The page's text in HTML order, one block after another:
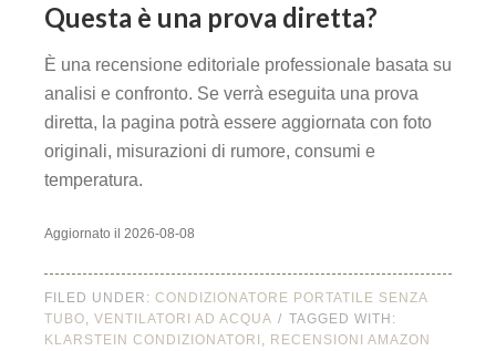
Questa è una prova diretta?
È una recensione editoriale professionale basata su
analisi e confronto. Se verrà eseguita una prova
diretta, la pagina potrà essere aggiornata con foto
originali, misurazioni di rumore, consumi e
temperatura.
Aggiornato il 2026-08-08
FILED UNDER: CONDIZIONATORE PORTATILE SENZA
TUBO, VENTILATORI AD ACQUA
TAGGED WITH:
KLARSTEIN CONDIZIONATORI , RECENSIONI AMAZON